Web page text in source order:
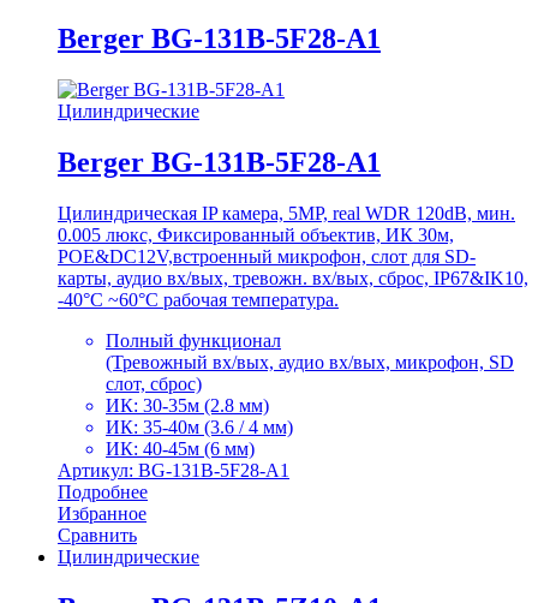
Berger BG-131B-5F28-A1
Цилиндрические
Berger BG-131B-5F28-A1
Цилиндрическая IP камера, 5MP, real WDR 120dB, мин.
0.005 люкс, Фиксированный объектив, ИК 30м,
POE&DC12V,встроенный микрофон, слот для SD-
карты, аудио вх/вых, тревожн. вх/вых, сброс, IP67&IK10,
-40°C ~60°C рабочая температура.
Полный функционал
(Тревожный вх/вых, аудио вх/вых, микрофон, SD
слот, сброс)
ИК: 30-35м (2.8 мм)
ИК: 35-40м (3.6 / 4 мм)
ИК: 40-45м (6 мм)
Артикул: BG-131B-5F28-A1
Подробнее
Избранное
Сравнить
Цилиндрические